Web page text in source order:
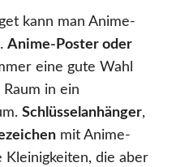
kann man Anime-
Anime-Poster oder
eine gute Wahl
in ein
Schlüsselanhänger,
mit Anime-
die aber